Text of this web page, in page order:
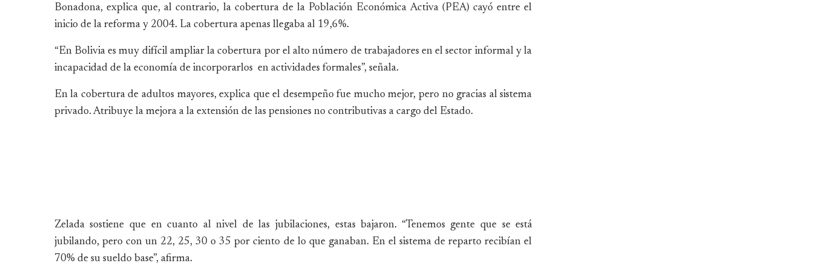
Bonadona, explica que, al contrario, la cobertura de la Población Económica Activa (PEA) cayó entre el
inicio de la reforma y 2004. La cobertura apenas llegaba al 19,6%.
“En Bolivia es muy difícil ampliar la cobertura por el alto número de trabajadores en el sector informal y la
incapacidad de la economía de incorporarlos en actividades formales”, señala.
En la cobertura de adultos mayores, explica que el desempeño fue mucho mejor, pero no gracias al sistema
privado. Atribuye la mejora a la extensión de las pensiones no contributivas a cargo del Estado.
Zelada sostiene que en cuanto al nivel de las jubilaciones, estas bajaron. “Tenemos gente que se está
jubilando, pero con un 22, 25, 30 o 35 por ciento de lo que ganaban. En el sistema de reparto recibían el
70% de su sueldo base”, afirma.